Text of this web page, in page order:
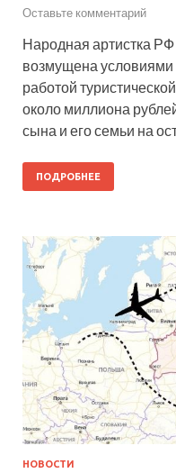
Оставьте комментарий
Народная артистка
возмущена
работой
около миллиона
сына и его семьи на
ПОДРОБНЕЕ
НОВОСТИ